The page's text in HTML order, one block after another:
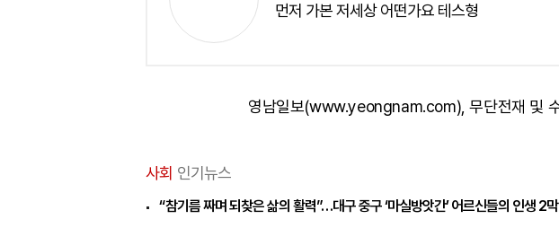
먼저 가본 저세상 어떤가요 테스형
영남일보(www.yeongnam.com), 무단전재 및
사회 인기뉴스
“참기름 짜며 되찾은 삶의 활력”…대구 중구 ‘마실방앗간’ 어르신들의 인생 2막